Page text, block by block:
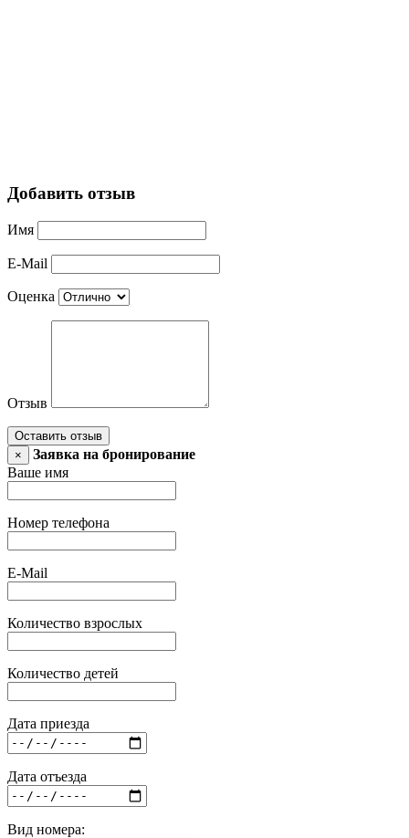
Добавить отзыв
Имя
E-Mail
Оценка
Отзыв
Оставить отзыв
×
Заявка на бронирование
Ваше имя
Номер телефона
E-Mail
Количество взрослых
Количество детей
Дата приезда
Дата отъезда
Вид номера: